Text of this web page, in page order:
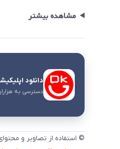
مشاهده بیشتر
دانلود
دسترسی به
© استفاده از تصاویر و